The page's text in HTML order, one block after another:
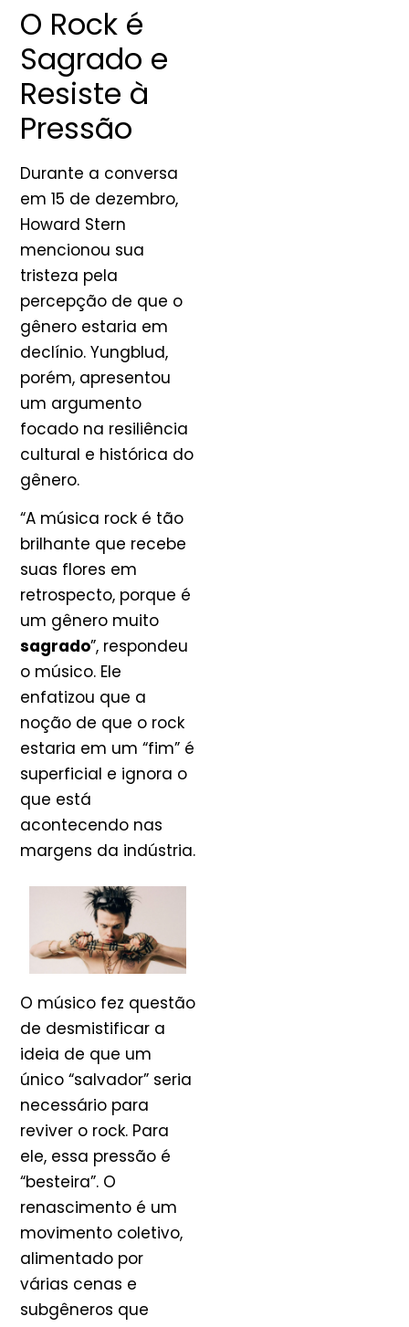
O Rock é
Sagrado e
Resiste à
Pressão
Durante a conversa
em 15 de dezembro,
Howard Stern
mencionou sua
tristeza pela
percepção de que o
gênero estaria em
declínio. Yungblud,
porém, apresentou
um argumento
focado na resiliência
cultural e histórica do
gênero.
“A música rock é tão
brilhante que recebe
suas flores em
retrospecto, porque é
um gênero muito
sagrado”, respondeu
o músico. Ele
enfatizou que a
noção de que o rock
estaria em um “fim” é
superficial e ignora o
que está
acontecendo nas
margens da indústria.
O músico fez questão
de desmistificar a
ideia de que um
único “salvador” seria
necessário para
reviver o rock. Para
ele, essa pressão é
“besteira”. O
renascimento é um
movimento coletivo,
alimentado por
várias cenas e
subgêneros que